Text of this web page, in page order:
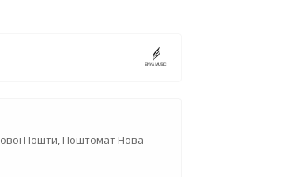
Пошти, Поштомат Нова